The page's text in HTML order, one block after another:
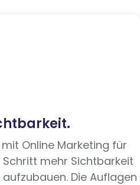
Online Marketing für
mehr Sichtbarkeit
Die Auflagen